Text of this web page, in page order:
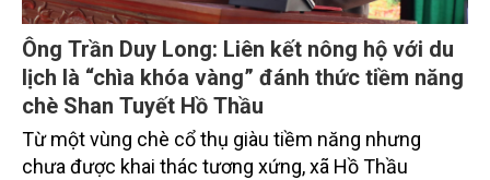
Ông Trần Duy Long: Liên kết nông hộ với du
lịch là “chìa khóa vàng” đánh thức tiềm năng
chè Shan Tuyết Hồ Thầu
Từ một vùng chè cổ thụ giàu tiềm năng nhưng
chưa được khai thác tương xứng, xã Hồ Thầu